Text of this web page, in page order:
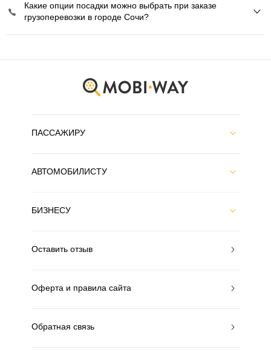
Какие опции посадки можно выбрать при заказе
грузоперевозки в городе Сочи?
ПАССАЖИРУ
АВТОМОБИЛИСТУ
БИЗНЕСУ
Оставить отзыв
Оферта и правила сайта
Обратная связь